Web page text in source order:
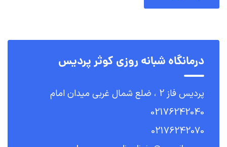
درمانگاه شبانه روزی کوثر پردیس
پردیس فاز 2 ، ضلع شمال غربی میدان امام
02176242040
02176242070